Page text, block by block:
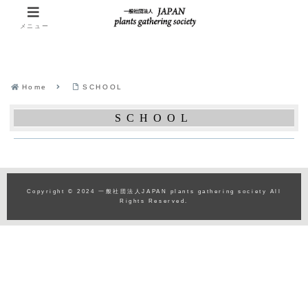
Home SCHOOL
SCHOOL
Copyright © 2024 一般社団法人JAPAN plants gathering society All
Rights Reserved.
メニュー